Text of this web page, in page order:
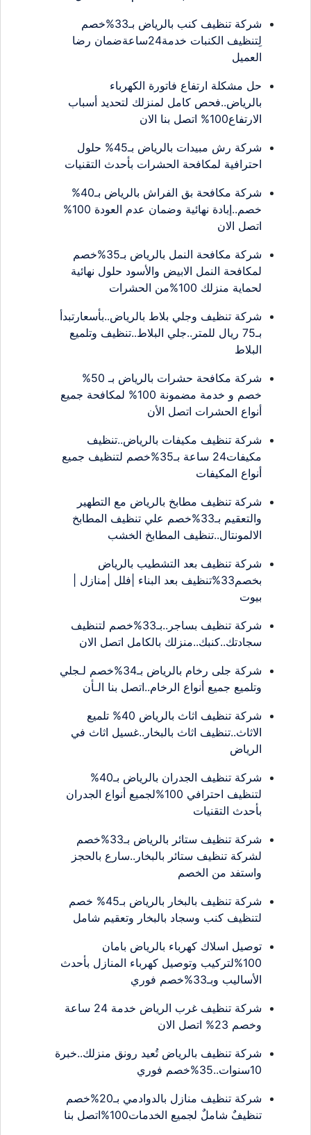
شركة تنظيف كنب بالرياض بـ33%خصم
لِتنظيف الكنبات خدمة24ساعةضمان رضا
العميل
حل مشكلة ارتفاع فاتورة الكهرباء
بالرياض..فحص كامل لمنزلك لتحديد أسباب
الارتفاع100% اتصل بنا الان
شركة رش مبيدات بالرياض بـ45% حلول
احترافية لمكافحة الحشرات بأحدث التقنيات
شركة مكافحة بق الفراش بالرياض بـ40%
خصم..إبادة نهائية وضمان عدم العودة 100%
اتصل الان
شركة مكافحة النمل بالرياض بـ35%خصم
لمكافحة النمل الابيض والأسود حلول نهائية
لحماية منزلك 100%من الحشرات
شركة تنظيف وجلي بلاط بالرياض..بأسعارتبدأ
بـ75 ريال للمتر..جلي البلاط..تنظيف وتلميع
البلاط
شركة مكافحة حشرات بالرياض بـ 50%
خصم و خدمة مضمونة 100% لمكافحة جميع
أنواع الحشرات اتصل الأن
شركة تنظيف مكيفات بالرياض..تنظيف
مكيفات24 ساعة بـ35%خصم لتنظيف جميع
أنواع المكيفات
شركة تنظيف مطابخ بالرياض مع التطهير
والتعقيم بـ33%خصم علي تنظيف المطابخ
الالمونتال..تنظيف المطابخ الخشب
شركة تنظيف بعد التشطيب بالرياض
بخصم33%تنظيف بعد البناء |فلل |منازل |
بيوت
شركة تنظيف بساجر..بـ33%خصم لتنظيف
سجادتك..كنبك..منزلك بالكامل اتصل الان
شركة جلى رخام بالرياض بـ34%خصم لـجلي
وتلميع جميع أنواع الرخام..اتصل بنا الـأن
شركة تنظيف اثاث بالرياض 40% تلميع
الاثاث..تنظيف اثاث بالبخار..غسيل اثاث في
الرياض
شركة تنظيف الجدران بالرياض بـ40%
لتنظيف احترافي 100%لجميع أنواع الجدران
بأحدث التقنيات
شركة تنظيف ستائر بالرياض بـ33%خصم
لشركة تنظيف ستائر بالبخار..سارع بالحجز
واستفد من الخصم
شركة تنظيف بالبخار بالرياض بـ45% خصم
لتنظيف كنب وسجاد بالبخار وتعقيم شامل
توصيل اسلاك كهرباء بالرياض بامان
100%لتركيب وتوصيل كهرباء المنازل بأحدث
الأساليب وبـ33%خصم فوري
شركة تنظيف غرب الرياض خدمة 24 ساعة
وخصم 23% اتصل الان
شركة تنظيف بالرياض تُعيد رونق منزلك..خبرة
10سنوات..35%خصم فوري
شركة تنظيف منازل بالدوادمي بـ20%خصم
تنظيفٌ شاملٌ لجميع الخدمات100%اتصل بنا